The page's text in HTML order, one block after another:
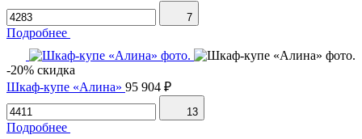
7
Подробнее
-20% скидка
Шкаф-купе «Алина» 95 904 ₽
13
Подробнее